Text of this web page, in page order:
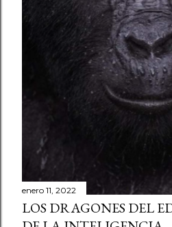
enero 11, 2022
LOS DRAGONES DEL